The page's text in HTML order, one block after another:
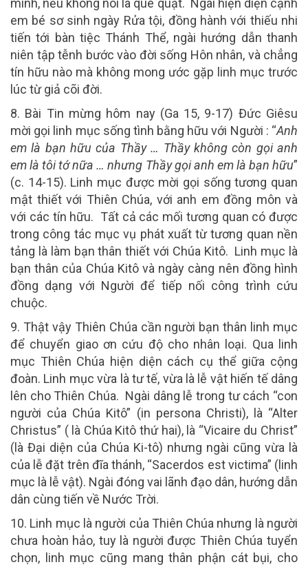
em bé sơ sinh ngày Rửa tội, đồng hành với thiếu nhi
tiến tới bàn tiệc Thánh Thể, ngài hướng dẫn thanh
niên tập tễnh bước vào đời sống Hôn nhân, và chẳng
tín hữu nào mà không mong ước gặp linh mục trước
lúc từ giả cõi đời.
8. Bài Tin mừng hôm nay(Ga 15, 9-17) Đức Giêsu
mời gọi linh mục sống tình bằng hữu với Người : “Anh
em là bạn hữu của Thầy … Thầy không còn gọi anh
em là tôi tớ nữa … nhưng Thầy gọi anh em là bạn hữu”
(c. 14-15). Linh mục được mời gọi sống tương quan
mật thiết với Thiên Chúa, với anh em đồng môn và
với các tín hữu. Tất cả các mối tương quan có được
trong công tác mục vụ phát xuất từ tương quan nền
tảng là làm bạn thân thiết với Chúa Kitô. Linh mục là
bạn thân của Chúa Kitô và ngày càng nên đồng hình
đồng dạng với Người để tiếp nối công trình cứu
chuộc.
9. Thật vậy Thiên Chúa cần người bạn thân linh mục
để chuyển giao ơn cứu độ cho nhân loại. Qua linh
mục Thiên Chúa hiện diện cách cụ thể giữa cộng
đoàn. Linh mục vừa là tư tế, vừa là lễ vật hiến tế dâng
lên cho Thiên Chúa. Ngài dâng lễ trong tư cách “con
người của Chúa Kitô” (in persona Christi), là “Alter
Christus” ( là Chúa Kitô thứ hai), là “Vicaire du Christ”
(là Đại diện của Chúa Ki-tô) nhưng ngài cũng vừa là
của lễ đặt trên đĩa thánh, “Sacerdos est victima” (linh
mục là lễ vật). Ngài đóng vai lãnh đạo dân, hướng dẫn
dân cùng tiến về Nước Trời.
10. Linh mục là người của Thiên Chúa nhưng là người
chưa hoàn hảo, tuy là người được Thiên Chúa tuyển
chọn, linh mục cũng mang thân phận cát bụi, cho